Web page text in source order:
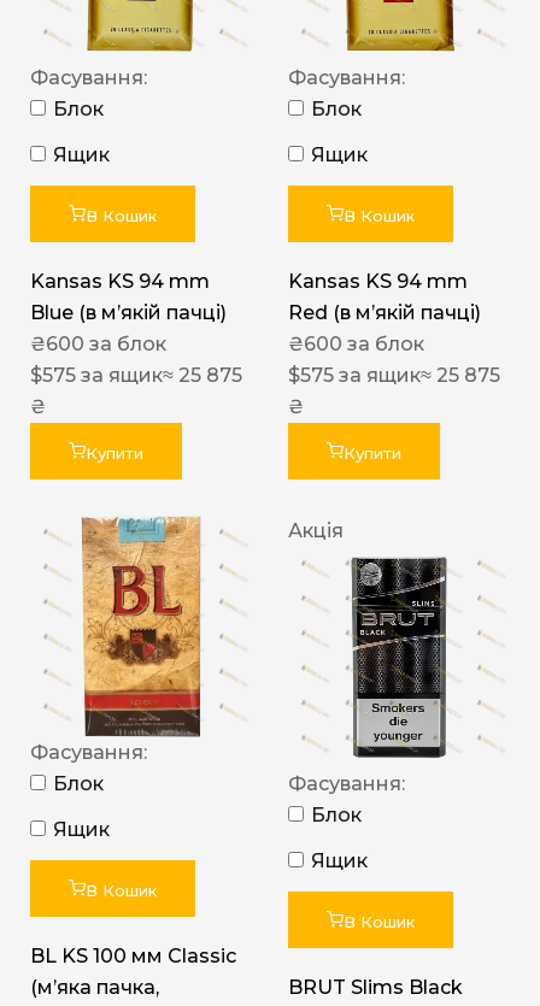
Фасування:
Блок
Ящик
В Кошик
Kansas KS 94 mm
Blue (в мʼякій пачці)
₴600 за блок
$575 за ящик≈ 25 875
₴
Купити
Фасування:
Блок
Ящик
В Кошик
Kansas KS 94 mm
Red (в мʼякій пачці)
₴600 за блок
$575 за ящик≈ 25 875
₴
Купити
Фасування:
Блок
Ящик
В Кошик
BL KS 100 мм Classic
(м’яка пачка,
Акція
Фасування:
Блок
Ящик
В Кошик
BRUT Slims Black